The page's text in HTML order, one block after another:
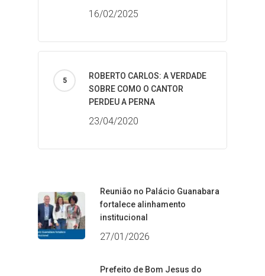
16/02/2025
ROBERTO CARLOS: A VERDADE
SOBRE COMO O CANTOR
PERDEU A PERNA
23/04/2020
Reunião no Palácio Guanabara
fortalece alinhamento
institucional
27/01/2026
Prefeito de Bom Jesus do